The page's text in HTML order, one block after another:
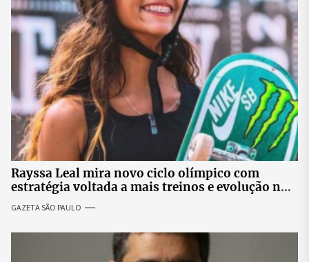
Rayssa Leal mira novo ciclo olímpico com
estratégia voltada a mais treinos e evolução no
GAZETA SÃO PAULO